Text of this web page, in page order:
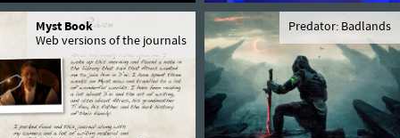
Myst Book
Web versions of the journals
Predator: Badlands